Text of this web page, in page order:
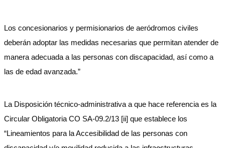
Los concesionarios y permisionarios de aeródromos civiles
deberán adoptar las medidas necesarias que permitan atender de
manera adecuada a las personas con discapacidad, así como a
las de edad avanzada.”
La Disposición técnico-administrativa a que hace referencia es la
Circular Obligatoria CO SA-09.2/13 [ii] que establece los
“Lineamientos para la Accesibilidad de las personas con